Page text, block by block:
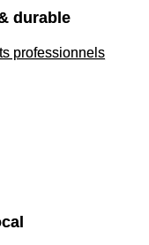
durable
professionnels